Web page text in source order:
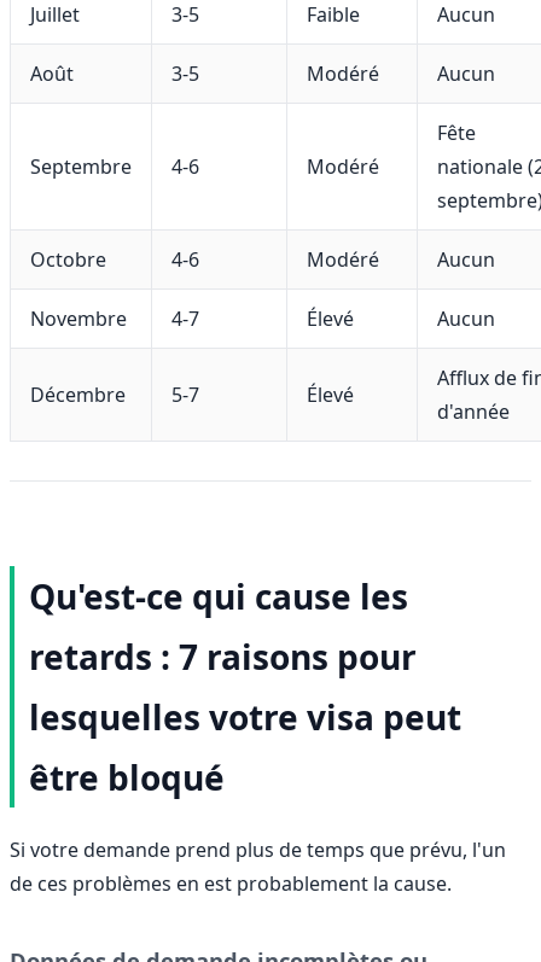
Juillet 3-5 Faible Aucun
Août 3-5 Modéré Aucun
Septembre 4-6 Modéré
Fête
nationale
Octobre 4-6 Modéré Aucun
Novembre 4-7 Élevé Aucun
Décembre 5-7 Élevé
Afflux de
d'année
Qu'est-ce qui cause les
retards : 7 raisons pour
lesquelles votre visa peut
être bloqué
Si votre demande prend plus de temps que prévu, l'un
de ces problèmes en est probablement la cause.